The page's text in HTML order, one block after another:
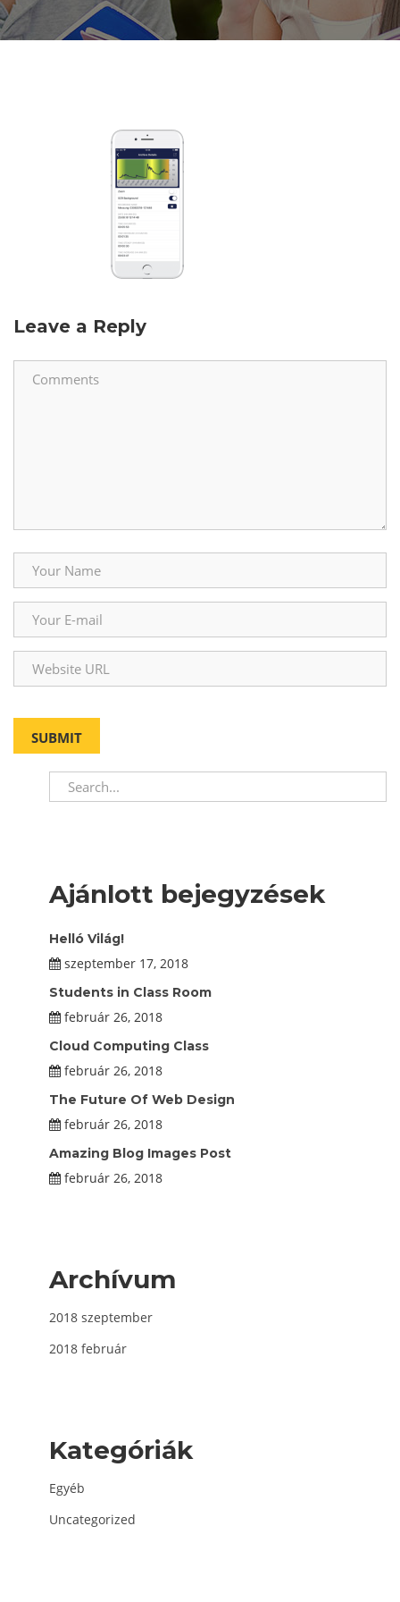
Leave a Reply
Ajánlott bejegyzések
Helló Világ!
szeptember 17, 2018
Students in Class Room
február 26, 2018
Cloud Computing Class
február 26, 2018
The Future Of Web Design
február 26, 2018
Amazing Blog Images Post
február 26, 2018
Archívum
2018 szeptember
2018 február
Kategóriák
Egyéb
Uncategorized